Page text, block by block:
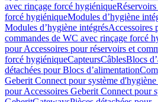
avec rinçage forcé hygiénique
forcé hygiéniqueModules d’hygiène
Modules d’hygiène intégrésAccessoires
commandes de WC avec rinçage forcé
pour Accessoires pour réservoirs et
forcé hygiéniqueCapteursCâblesBlocs
détachées pour Blocs d’alimentation
Geberit Connect pour système
pour Accessoires Geberit Connect pour